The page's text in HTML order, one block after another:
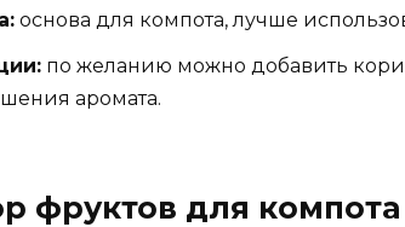
основа для компота, лучше
по желанию можно добавить
аромата.
фруктов для компота